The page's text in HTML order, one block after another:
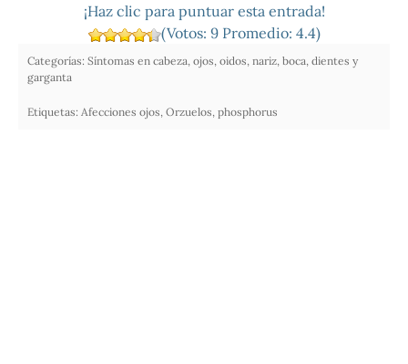
¡Haz clic para puntuar esta entrada!
(Votos: 9Promedio: 4.4)
Categorías: Síntomas en cabeza, ojos, oidos, nariz, boca, dientes y
garganta
Etiquetas: Afecciones ojos Orzuelos phosphorus